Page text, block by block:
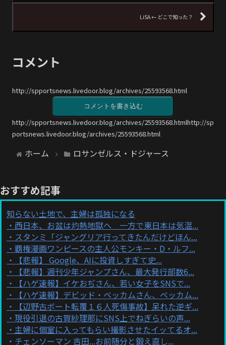
LiSA ← どこで知った？
コメント
http://spportsnews.livedoor.blog/archives/25593568.html
コメントを書き込む
http://spportsnews.livedoor.blog/archives/25593568.htmlhttp://sp
portsnews.livedoor.blog/archives/25593568.html
ホーム ロサンゼルス・ドジャース
おすすめ記事
知らない土地で、主婦は孤独になる
西日本、お盆は灼熱地獄へ 一方で東日本は気温...
スタンミ「ジャングリア行ってきたんだけどほん...
覇権漫画ワンピースの主人公モンキー・D・ルフ...
【悲報】 Google、AIに投資しすぎて史...
【悲報】週刊少年ジャンプさん、最大発行部数6...
【ハゲ速報】イケおぢさん、若い女子をSNSで...
【ハゲ速報】デビッド・ベッカムさん、ベッカム...
【辺野古ボート転覆１６人死傷事故】呆れた逆ギ...
現役引退の古賀紗理那にSNS上でねぎらいの声...
主婦に個室に入ってもらい撮影させたイッてるオ...
チェンソーマン 吉田...お前随分と鍛え直し...